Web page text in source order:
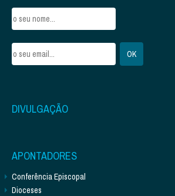
DIVULGAÇÃO
APONTADORES
Conferência Episcopal
Dioceses